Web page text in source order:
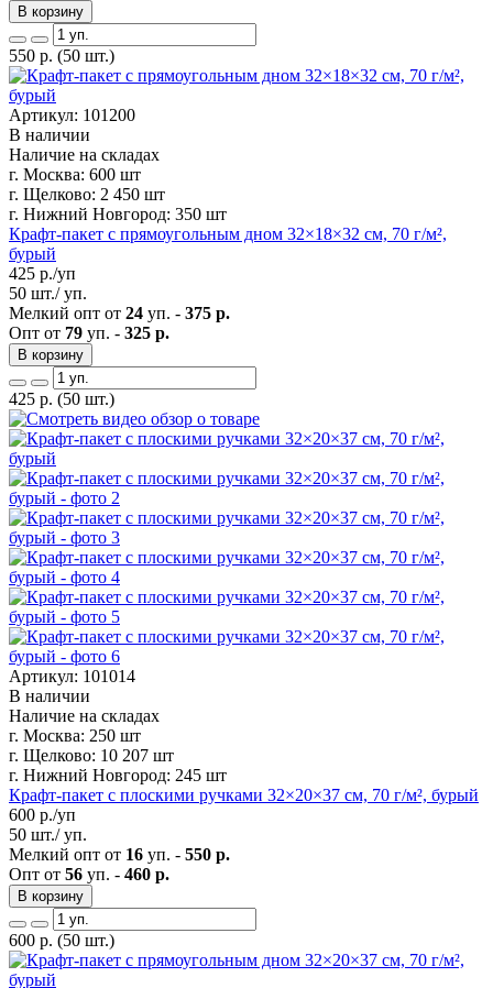
В корзину
550 р. (50 шт.)
Артикул: 101200
В наличии
Наличие на складах
г. Москва: 600 шт
г. Щелково: 2 450 шт
г. Нижний Новгород: 350 шт
Крафт-пакет с прямоугольным дном 32×18×32 см, 70 г/м²,
бурый
425 р./уп
50 шт./ уп.
Мелкий опт от 24 уп. - 375 р.
Опт от 79 уп. - 325 р.
В корзину
425 р. (50 шт.)
Артикул: 101014
В наличии
Наличие на складах
г. Москва: 250 шт
г. Щелково: 10 207 шт
г. Нижний Новгород: 245 шт
Крафт-пакет с плоскими ручками 32×20×37 см, 70 г/м², бурый
600 р./уп
50 шт./ уп.
Мелкий опт от 16 уп. - 550 р.
Опт от 56 уп. - 460 р.
В корзину
600 р. (50 шт.)